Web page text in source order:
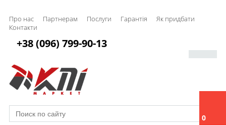
Про нас Партнерам Послуги Гарантія
Як придбати
Контакти
0
+38 (096) 799-90-13